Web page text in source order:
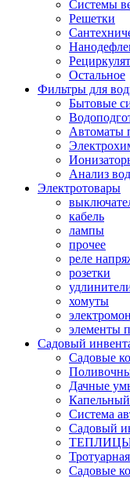
Системы
Решетки
Остальное
Фильтры для
Бытовые
Автоматы
Анализ
Электротовары
кабель
лампы
прочее
реле
розетки
хомуты
элементы
Садовый
Садовые
Дачные
Система
Садовый
ТЕПЛИЦЫ
Садовые